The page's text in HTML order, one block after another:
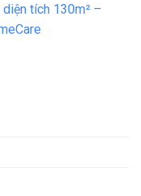
tích 130m² –